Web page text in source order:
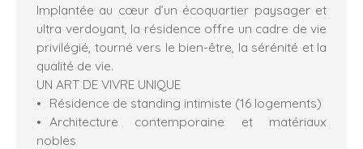
Implantée au cœur d’un écoquartier paysager et
ultra verdoyant, la résidence offre un cadre de vie
privilégié, tourné vers le bien-être, la sérénité et la
qualité de vie.
UN ART DE VIVRE UNIQUE
Résidence de standing intimiste (16 logements)
Architecture contemporaine et matériaux
nobles